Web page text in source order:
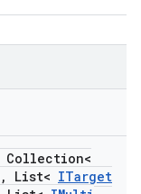
Collection<
, List< ITarget